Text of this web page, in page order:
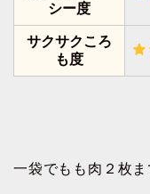
シー度
サクサクころ
も度
一袋でもも肉２枚ま